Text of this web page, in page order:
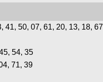
41, 50, 07, 61, 20, 13, 18, 67
54, 35
71, 39